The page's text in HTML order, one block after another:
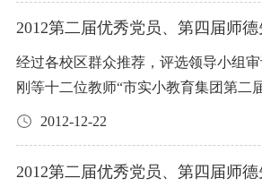
章无效。 投标人单位（盖章）： 投标人（签名）： 身份证
食堂食品投标表 类别：面包点心类 品名 产地 品牌 单位 月
供应量 单价 金额 吐司面包 个 4000 刀切面包 袋 650 餐包
个 4000 饼干 斤 150 合计 说明： 1、本次投标中标价精确到
角（0.1元）。 2、食品招标具体要求见说明书，请各投标
人详细了解。 3、本表复印无效，未盖学校公章无效。 投
名）： 身份证号码： 投标时间：
资和薪级工资。为教职工的基本工资】。 （四）教职
病、事、产假期间，如发现有在校外
扣发当月所有工资、奖金和半年度奖；
四、有关请假的其他规定： （一）请假时间跨双休日、国
个月工作日（21天）及以上者，当年年
改：（1）原来结构工资中的班主任津
分删除，因为已经有了单列的班主任津
级，提升至36元/级。（3）对于新教师
第二个半年才开始享受60％的结构工资
改为：当年新进的教师，第一年享受其
小一年级 苏州市
小学
8.06 薛蔚 1979.06 2000.08 本科 小高 市实小幼儿园支部 199
会 2013年1月11日
彭晓英、刘 毓、陈 凉、堵佳璐、顾华红、赵 静、李 音、
2、市实小东校区： 金 慧、吴秀芳、茅剑英、徐雯霞、刘
晓萍、陈娟萍 3、相城 实验小学 钱春玲、孔庆沂、王 省、莫
莉萍、严 冰、马文俊、康晶晶、胡宏南、董卫红、奚雪
慧、钱春亚、王毅静、朱 珏、朱群慧、邱晓星 4、吴江明
珠学校 谈文化、赵 洪、许春肄、丁 梅 5、本部幼儿园 薛
2012第二届优秀党员、第四届师
经过各校区群众推荐，评选领导小组
刚等十二位教师“市实小教育集团第二
誉称号，华莉等十五位教师“市实小教
（12人）： 市 实 小 本 部（4人）：陈 刚、解超超、李
2012-12-22
2012第二届优秀党员、第四届师